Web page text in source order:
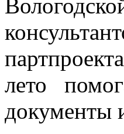
лето
документы